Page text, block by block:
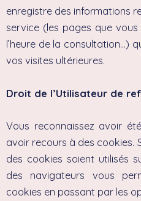
enregistre des informations
service (les pages que
l’heure de la consultation…)
vos visites ultérieures.
Droit de l’Utilisateur de
Vous reconnaissez avoir
avoir recours à des cookies.
des cookies soient utilisés
des navigateurs vous
cookies en passant par les